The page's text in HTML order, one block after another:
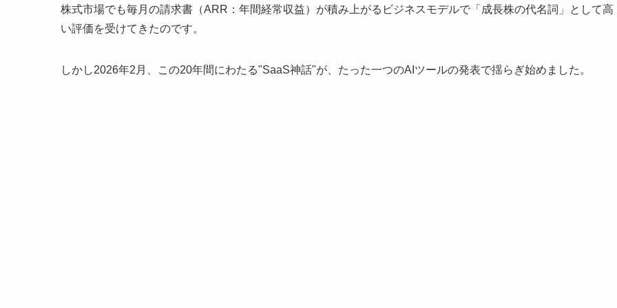
株式市場でも毎月の請求書（ARR：年間経常収益）が積み上がるビジネスモデルで「成長株の代名詞」として高
い評価を受けてきたのです。
しかし2026年2月、この20年間にわたる"SaaS神話"が、たった一つのAIツールの発表で揺らぎ始めました。